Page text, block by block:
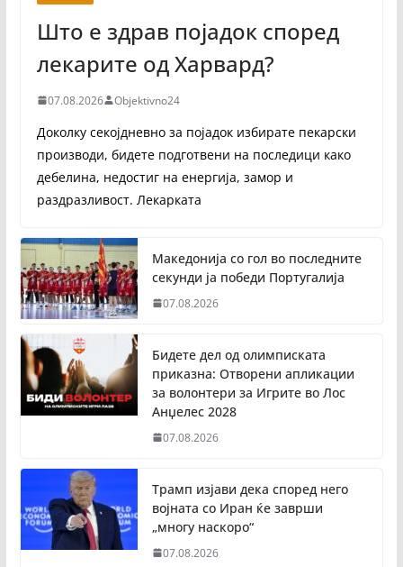
Што е здрав појадок според
лекарите од Харвард?
07.08.2026 Objektivno24
Доколку секојдневно за појадок избирате пекарски
производи, бидете подготвени на последици како
дебелина, недостиг на енергија, замор и
раздразливост. Лекарката
Македонија со гол во последните
секунди ја победи Португалија
07.08.2026
Бидете дел од олимписката
приказна: Отворени апликации
за волонтери за Игрите во Лос
Анџелес 2028
07.08.2026
Трамп изјави дека според него
војната со Иран ќе заврши
„многу наскоро“
07.08.2026